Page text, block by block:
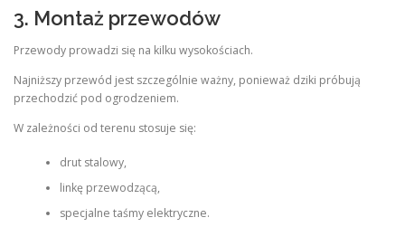
3. Montaż przewodów
Przewody prowadzi się na kilku wysokościach.
Najniższy przewód jest szczególnie ważny, ponieważ dziki próbują
przechodzić pod ogrodzeniem.
W zależności od terenu stosuje się:
drut stalowy,
linkę przewodzącą,
specjalne taśmy elektryczne.